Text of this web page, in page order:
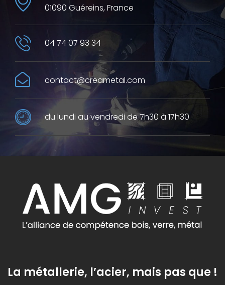
01090 Guéreins, France
04 74 07 93 34
contact@creametal.com
du lundi au vendredi de 7h30 à 17h30
La métallerie, l’acier, mais pas que !